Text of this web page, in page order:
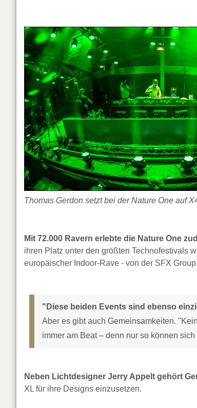
Thomas Gerdon setzt bei der Nature One auf
Mit 72.000 Ravern erlebte die Nature One
ihren Platz unter den größten Technofestivals
europäischer Indoor-Rave - von der SFX
"Diese beiden Events sind ebenso
Aber es gibt auch Gemeinsamkeiten.
immer am Beat – denn nur so können
Neben Lichtdesigner Jerry Appelt gehört
XL für ihre Designs einzusetzen.